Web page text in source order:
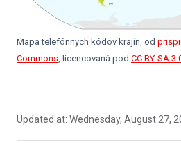
Mapa telefónnych kódov krajín, od
Commons, licencovaná pod CC BY-SA
Updated at: Wednesday, August 27,